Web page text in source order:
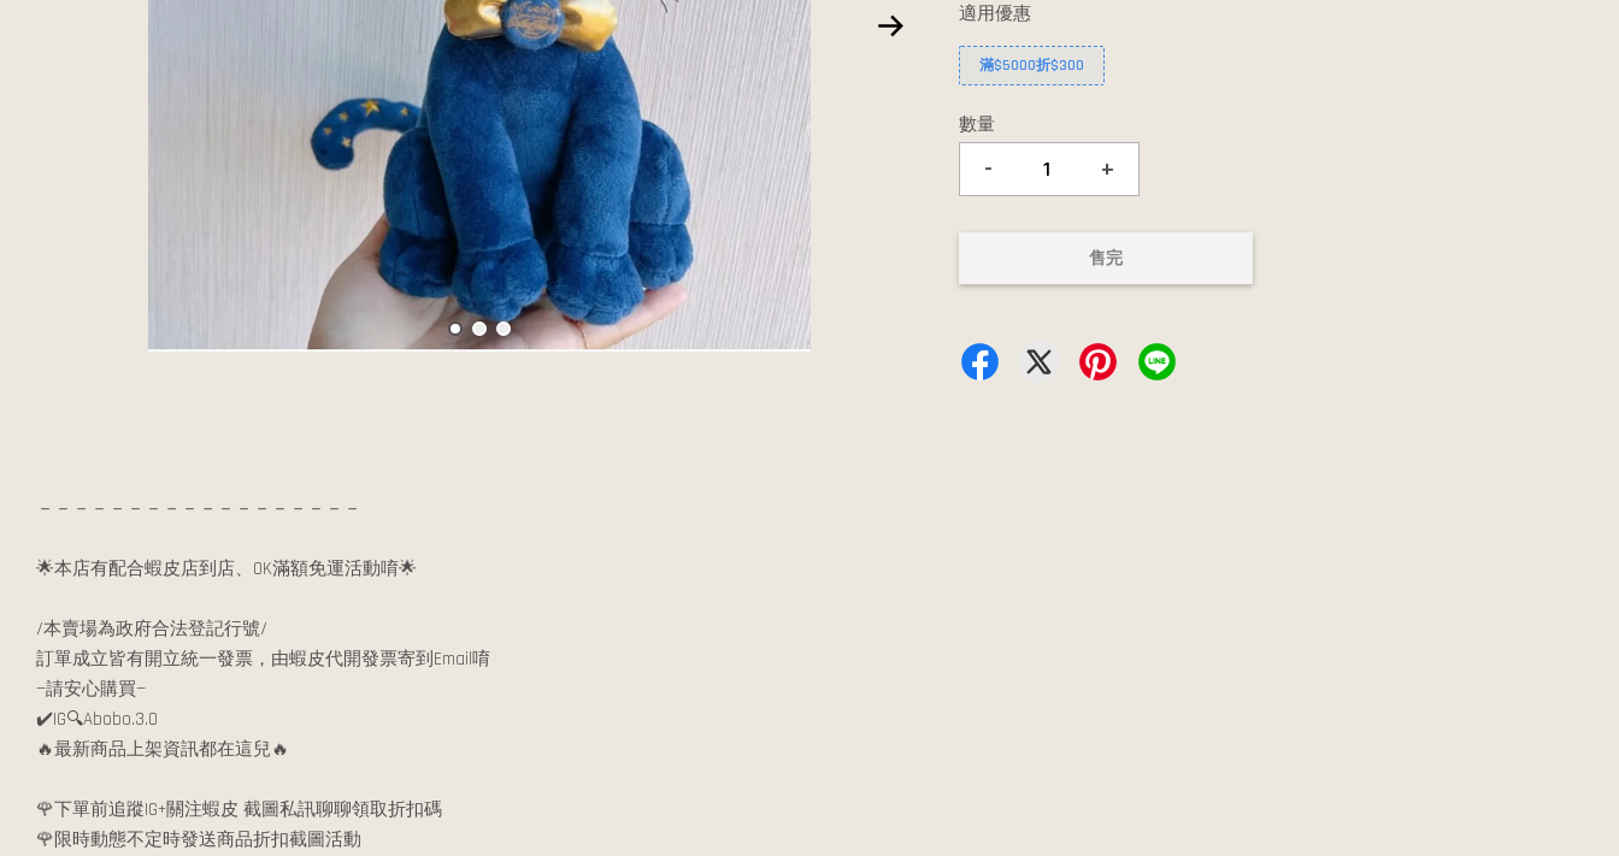
適用優惠
滿$5000折$300
數量
- +
售完
－－－－－－－－－－－－－－－－－－
🌟本店有配合蝦皮店到店、OK滿額免運活動唷🌟
/本賣場為政府合法登記行號/
訂單成立皆有開立統一發票，由蝦皮代開發票寄到Email唷
—請安心購買—
✔️IG🔍Abobo.3.0
🔥最新商品上架資訊都在這兒🔥
🌹下單前追蹤IG+關注蝦皮 截圖私訊聊聊領取折扣碼
🌹限時動態不定時發送商品折扣截圖活動